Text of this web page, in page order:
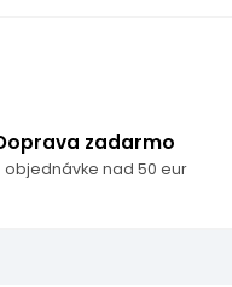
zadarmo
objednávke nad 50 eur